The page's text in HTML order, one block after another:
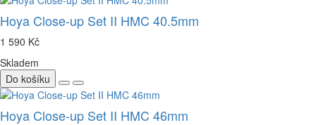
Hoya Close-up Set II HMC 40.5mm
1 590 Kč
Skladem
Do košíku
Hoya Close-up Set II HMC 46mm